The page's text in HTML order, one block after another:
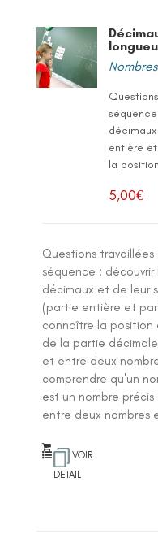
entière
la
5,00€
Questions
séquence : découvrir
décimaux et de leur
(partie entière et
connaître la position
de la partie
et entre deux
comprendre qu'un
est un nombre précis
entre deux nombres
VOIR
DETAIL